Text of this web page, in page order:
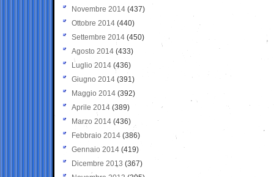
Novembre 2014 (437)
Ottobre 2014 (440)
Settembre 2014 (450)
Agosto 2014 (433)
Luglio 2014 (436)
Giugno 2014 (391)
Maggio 2014 (392)
Aprile 2014 (389)
Marzo 2014 (436)
Febbraio 2014 (386)
Gennaio 2014 (419)
Dicembre 2013 (367)